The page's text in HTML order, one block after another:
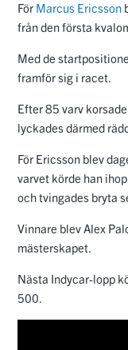
För Marcus Ericsson
från den första
Med de
framför sig i racet.
Efter 85 varv
lyckades därmed
För Ericsson blev
varvet körde han
och tvingades bryta
Vinnare blev Alex
mästerskapet.
Nästa Indycar-lopp
500.